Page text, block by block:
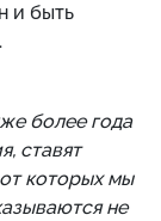
и быть
более года
ставят
которых мы
не